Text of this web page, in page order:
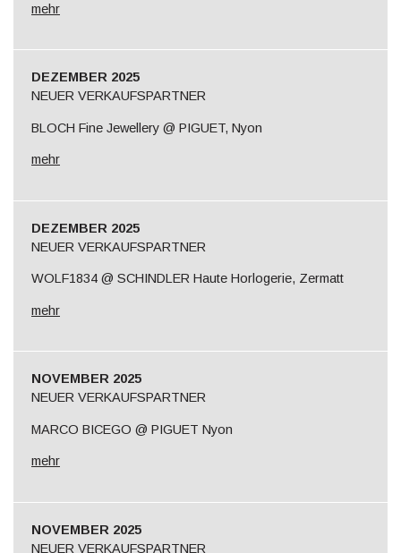
mehr
DEZEMBER 2025
NEUER VERKAUFSPARTNER
BLOCH Fine Jewellery @ PIGUET, Nyon
mehr
DEZEMBER 2025
NEUER VERKAUFSPARTNER
WOLF1834 @ SCHINDLER Haute Horlogerie, Zermatt
mehr
NOVEMBER 2025
NEUER VERKAUFSPARTNER
MARCO BICEGO @ PIGUET Nyon
mehr
NOVEMBER 2025
NEUER VERKAUFSPARTNER